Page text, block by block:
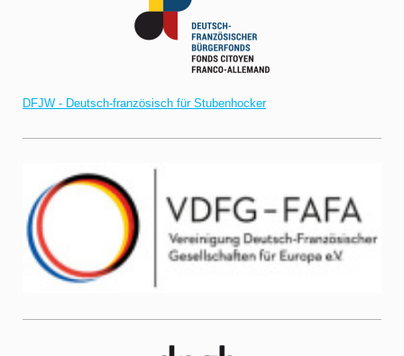
DFJW - Deutsch-französisch für Stubenhocker